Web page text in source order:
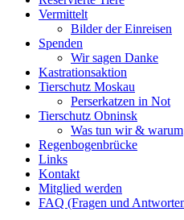
Vermittelt
Bilder der Einreisen
Spenden
Wir sagen Danke
Kastrationsaktion
Tierschutz Moskau
Perserkatzen in Not
Tierschutz Obninsk
Was tun wir & warum
Regenbogenbrücke
Links
Kontakt
Mitglied werden
FAQ (Fragen und